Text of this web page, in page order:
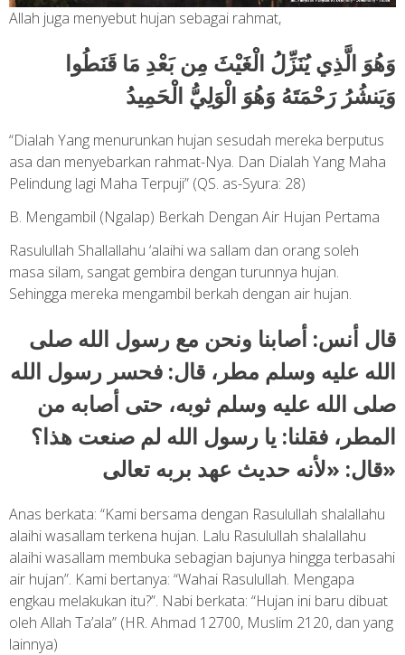
Allah juga menyebut hujan sebagai rahmat,
وَهُوَ الَّذِي يُنَزِّلُ الْغَيْثَ مِن بَعْدِ مَا قَنَطُوا
وَيَنشُرُ رَحْمَتَهُ وَهُوَ الْوَلِيُّ الْحَمِيدُ
“Dialah Yang menurunkan hujan sesudah mereka berputus
asa dan menyebarkan rahmat-Nya. Dan Dialah Yang Maha
Pelindung lagi Maha Terpuji” (QS. as-Syura: 28)
B. Mengambil (Ngalap) Berkah Dengan Air Hujan Pertama
Rasulullah Shallallahu ‘alaihi wa sallam dan orang soleh
masa silam, sangat gembira dengan turunnya hujan.
Sehingga mereka mengambil berkah dengan air hujan.
ﻗﺎﻝ ﺃﻧﺲ: ﺃﺻﺎﺑﻨﺎ ﻭﻧﺤﻦ ﻣﻊ ﺭﺳﻮﻝ اﻟﻠﻪ ﺻﻠﻰ
اﻟﻠﻪ ﻋﻠﻴﻪ ﻭﺳﻠﻢ ﻣﻄﺮ، ﻗﺎﻝ: ﻓﺤﺴﺮ ﺭﺳﻮﻝ اﻟﻠﻪ
ﺻﻠﻰ اﻟﻠﻪ ﻋﻠﻴﻪ ﻭﺳﻠﻢ ﺛﻮﺑﻪ، ﺣﺘﻰ ﺃﺻﺎﺑﻪ ﻣﻦ
اﻟﻤﻄﺮ، ﻓﻘﻠﻨﺎ: ﻳﺎ ﺭﺳﻮﻝ اﻟﻠﻪ ﻟﻢ ﺻﻨﻌﺖ ﻫﺬا؟
ﻗﺎﻝ: «ﻷﻧﻪ ﺣﺪﻳﺚ ﻋﻬﺪ ﺑﺮﺑﻪ ﺗﻌﺎﻟﻰ»
Anas berkata: “Kami bersama dengan Rasulullah shalallahu
alaihi wasallam terkena hujan. Lalu Rasulullah shalallahu
alaihi wasallam membuka sebagian bajunya hingga terbasahi
air hujan”. Kami bertanya: “Wahai Rasulullah. Mengapa
engkau melakukan itu?”. Nabi berkata: “Hujan ini baru dibuat
oleh Allah Ta’ala” (HR. Ahmad 12700, Muslim 2120, dan yang
lainnya)